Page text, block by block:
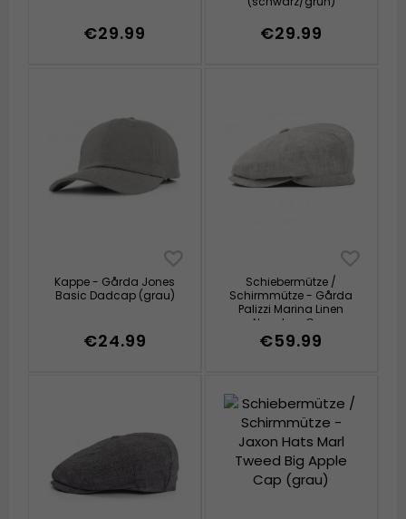
€29.99 €29.99
Kappe - Gårda Jones
Basic Dadcap (grau)
€24.99
Schiebermütze /
Schirmmütze - Gårda
Palizzi Marina Linen
Newsboy Cap
(hellgrau)
€59.99